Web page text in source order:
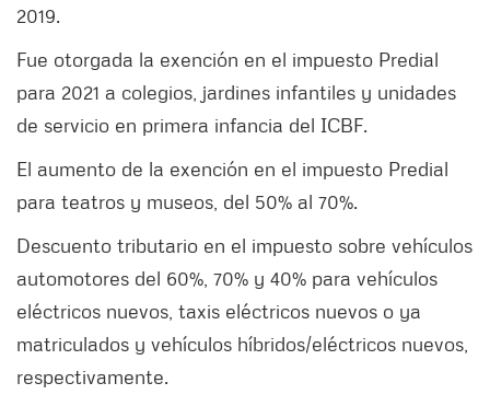
2019.
Fue otorgada la exención en el impuesto Predial
para 2021 a colegios, jardines infantiles y unidades
de servicio en primera infancia del ICBF.
El aumento de la exención en el impuesto Predial
para teatros y museos, del 50% al 70%.
Descuento tributario en el impuesto sobre vehículos
automotores del 60%, 70% y 40% para vehículos
eléctricos nuevos, taxis eléctricos nuevos o ya
matriculados y vehículos híbridos/eléctricos nuevos,
respectivamente.